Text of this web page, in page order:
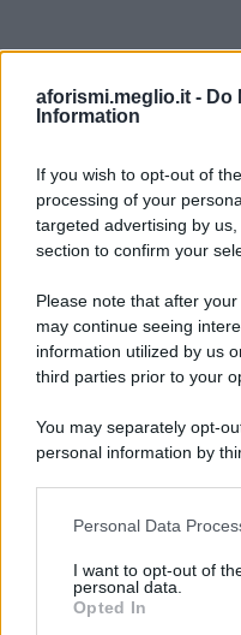
aforismi.meglio.it - Do
Information
If you wish to opt-out of
processing of your
targeted advertising by
section to confirm your
Please note that after
may continue seeing
information utilized by us
third parties prior to your
You may separately opt-
personal information by
This information may also
disclose it to other third
Please note that this
Personal Data
I want to opt-out of
personal data.
Opted In
Ricevi LE FRASI